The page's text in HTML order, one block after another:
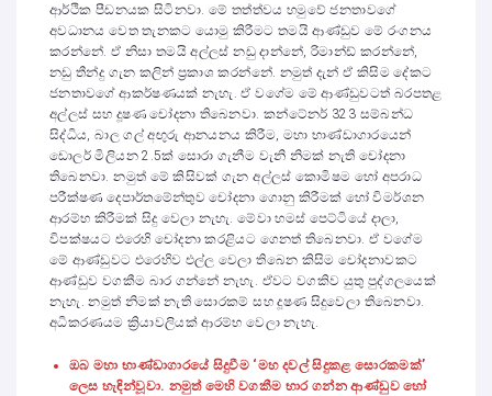
ආර්ථික පීඩනයක සිටිනවා. මේ තත්ත්වය හමුවේ ජනතාවගේ
අවධානය වෙත තැනකට යොමු කිරීමට තමයි ආණ්ඩුව මේ රංගනය
කරන්නේ. ඒ නිසා තමයි අල්ලස් නඩු දාන්නේ, රිමාන්ඩ් කරන්නේ,
නඩු තීන්දු ගැන කලින් ප්‍රකාශ කරන්නේ. නමුත් දැන් ඒ කිසිම දේකට
ජනතාවගේ ආකර්ෂණයක් නැහැ. ඒ වගේම මේ ආණ්ඩුවටත් බරපතළ
අල්ලස් සහ දූෂණ චෝදනා තිබෙනවා. කන්ටේනර් 323 සම්බන්ධ
සිද්ධිය, බාල ගල් අඟුරු ආනයනය කිරීම, මහා භාණ්ඩාගාරයෙන්
ඩොලර් මිලියන 2.5ක් සොරා ගැනීම වැනි නිමක් නැති චෝදනා
තිබෙනවා. නමුත් මේ කිසිවක් ගැන අල්ලස් කොමිෂම හෝ අපරාධ
පරීක්ෂණ දෙපාර්තමේන්තුව චෝදනා ගොනු කිරීමක් හෝ විමර්ශන
ආරම්භ කිරීමක් සිදු වෙලා නැහැ. මේවා හමස් පෙට්ටියේ දාලා,
විපක්ෂයට එරෙහි චෝදනා කරළියට ගෙනත් තිබෙනවා. ඒ වගේම
මේ ආණ්ඩුවට එරෙහිව එල්ල වෙලා තිබෙන කිසිම චෝදනාවකට
ආණ්ඩුව වගකීම බාර ගන්නේ නැහැ. ඒවට වගකිව යුතු පුද්ගලයෙක්
නැහැ. නමුත් නිමක් නැති සොරකම් සහ දූෂණ සිදුවෙලා තිබෙනවා.
අධිකරණයම ක්‍රියාවලියක් ආරම්භ වෙලා නැහැ.
ඔබ මහා භාණ්ඩාගාරයේ සිදුවීම ‘මහ දවල් සිදුකළ සොරකමක්’
ලෙස හැඳින්වූවා. නමුත් මෙහි වගකීම භාර ගන්න ආණ්ඩුව හෝ